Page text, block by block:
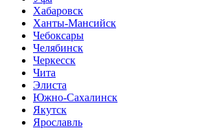
Хабаровск
Ханты-Мансийск
Чебоксары
Челябинск
Черкесск
Чита
Элиста
Южно-Сахалинск
Якутск
Ярославль